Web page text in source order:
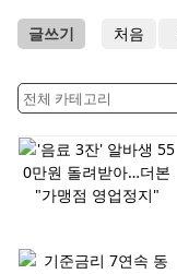
글쓰기 처음